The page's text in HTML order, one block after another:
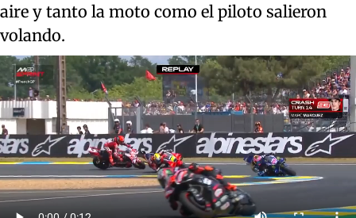
aire y tanto la moto como el piloto salieron
volando.